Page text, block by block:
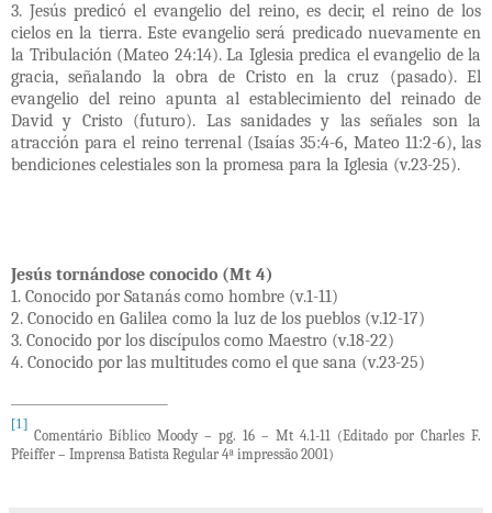
3. Jesús predicó el evangelio del reino, es decir, el reino de los
cielos en la tierra. Este evangelio será predicado nuevamente en
la Tribulación (Mateo 24:14). La Iglesia predica el evangelio de la
gracia, señalando la obra de Cristo en la cruz (pasado). El
evangelio del reino apunta al establecimiento del reinado de
David y Cristo (futuro). Las sanidades y las señales son la
atracción para el reino terrenal (Isaías 35:4-6, Mateo 11:2-6), las
bendiciones celestiales son la promesa para la Iglesia (v.23-25).
Jesús tornándose conocido (Mt 4)
1. Conocido por Satanás como hombre (v.1-11)
2. Conocido en Galilea como la luz de los pueblos (v.12-17)
3. Conocido por los discípulos como Maestro (v.18-22)
4. Conocido por las multitudes como el que sana (v.23-25)
[1]
Comentário Bíblico Moody – pg. 16 – Mt 4.1-11 (Editado por Charles F.
Pfeiffer – Imprensa Batista Regular 4ª impressão 2001)